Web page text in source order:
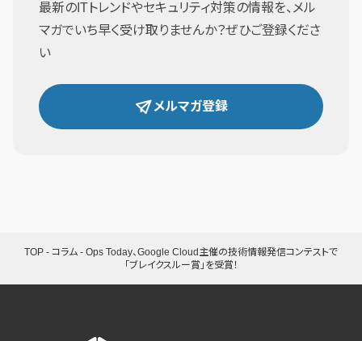
最新のITトレンドやセキュリティ対策の情報を、メル
マガでいち早く受け取りませんか？ぜひご登録くださ
い
メルマガ登録
TOP - コラム - Ops Today、Google Cloud主催の技術情報発信コンテストで
「ブレイクスルー賞」を受賞！